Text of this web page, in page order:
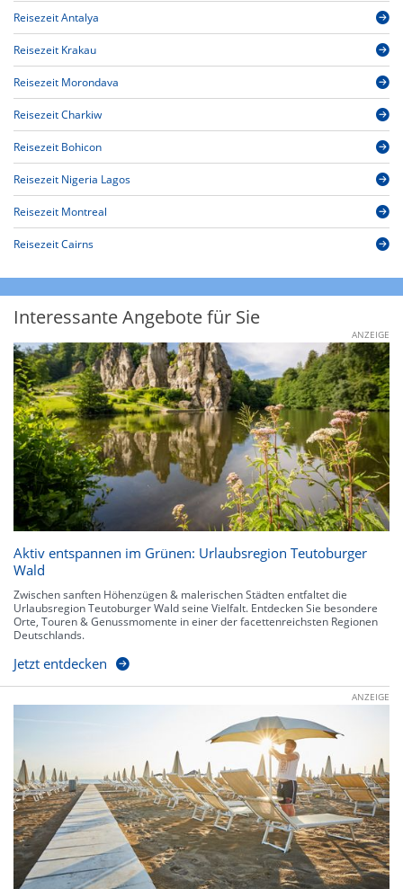
Reisezeit Antalya
Reisezeit Krakau
Reisezeit Morondava
Reisezeit Charkiw
Reisezeit Bohicon
Reisezeit Nigeria Lagos
Reisezeit Montreal
Reisezeit Cairns
Interessante Angebote für Sie
ANZEIGE
Aktiv entspannen im Grünen: Urlaubsregion Teutoburger
Wald
Zwischen sanften Höhenzügen & malerischen Städten entfaltet die
Urlaubsregion Teutoburger Wald seine Vielfalt. Entdecken Sie besondere
Orte, Touren & Genussmomente in einer der facettenreichsten Regionen
Deutschlands.
Jetzt entdecken
ANZEIGE